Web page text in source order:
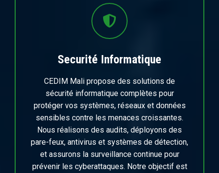
Securité Informatique
CEDIM Mali propose des solutions de
sécurité informatique complètes pour
protéger vos systèmes, réseaux et données
sensibles contre les menaces croissantes.
Nous réalisons des audits, déployons des
pare-feux, antivirus et systèmes de détection,
et assurons la surveillance continue pour
prévenir les cyberattaques. Notre objectif est